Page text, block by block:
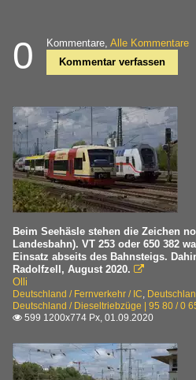
0 Kommentare, Alle Kommentare
Kommentar verfassen
Beim Seehäsle stehen die Zeichen
Landesbahn). VT 253 oder 650 382
Einsatz abseits des Bahnsteigs.
Radolfzell, August 2020. 
Olli
Deutschland / Fernverkehr / IC,
Deutschland / Dieseltriebzüge | 95 80 / 0
 599 1200x774 Px, 01.09.2020